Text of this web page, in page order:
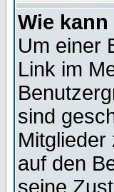
Wie
Um einer
Link im
sind
auf den
seine